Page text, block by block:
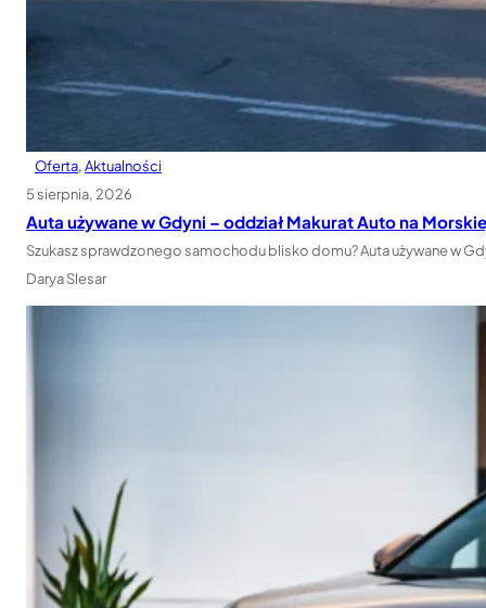
Oferta, Aktualności
5 sierpnia, 2026
Auta używane w Gdyni – oddział Makurat Auto na
Szukasz sprawdzonego samochodu blisko domu? Auta używane w
Darya Slesar